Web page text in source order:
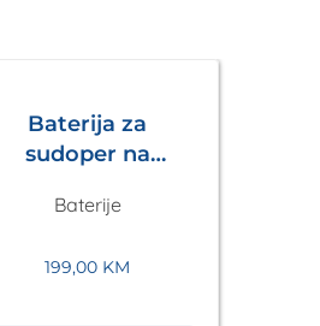
Baterija za
sudoper na
Tamno Siva
Baterije
199,00 KM